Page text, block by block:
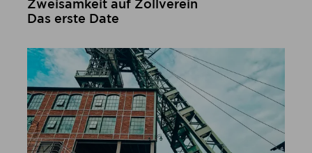
Zweisamkeit auf Zollverein
Das erste Date